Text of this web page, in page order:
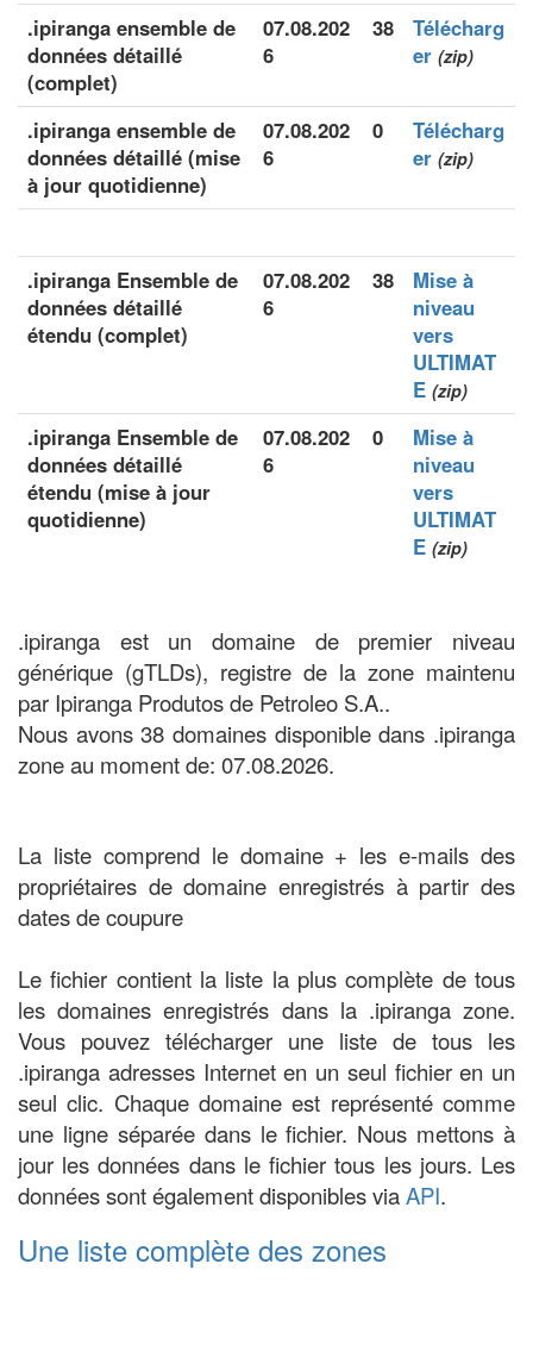
.ipiranga ensemble de
données détaillé
(complet)
07.08.202
6
38
Télécharg
er (zip)
.ipiranga ensemble de
données détaillé (mise
à jour quotidienne)
07.08.202
6
0
Télécharg
er (zip)
.ipiranga Ensemble de
données détaillé
étendu (complet)
07.08.202
6
38
Mise à
niveau
vers
ULTIMAT
E (zip)
.ipiranga Ensemble de
données détaillé
étendu (mise à jour
quotidienne)
07.08.202
6
0
Mise à
niveau
vers
ULTIMAT
E (zip)
.ipiranga est un domaine de premier niveau
générique (gTLDs), registre de la zone maintenu
par Ipiranga Produtos de Petroleo S.A..
Nous avons 38 domaines disponible dans .ipiranga
zone au moment de: 07.08.2026.
La liste comprend le domaine + les e-mails des
propriétaires de domaine enregistrés à partir des
dates de coupure
Le fichier contient la liste la plus complète de tous
les domaines enregistrés dans la .ipiranga zone.
Vous pouvez télécharger une liste de tous les
.ipiranga adresses Internet en un seul fichier en un
seul clic. Chaque domaine est représenté comme
une ligne séparée dans le fichier. Nous mettons à
jour les données dans le fichier tous les jours. Les
données sont également disponibles viaAPI.
Une liste complète des zones